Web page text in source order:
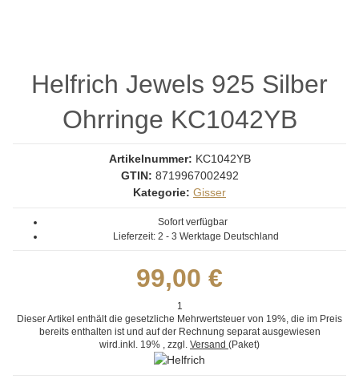
Helfrich Jewels 925 Silber
Ohrringe KC1042YB
Artikelnummer: KC1042YB
GTIN: 8719967002492
Kategorie: Gisser
Sofort verfügbar
Lieferzeit: 2 - 3 Werktage Deutschland
99,00 €
1
Dieser Artikel enthält die gesetzliche Mehrwertsteuer von 19%, die im Preis
bereits enthalten ist und auf der Rechnung separat ausgewiesen
wird.inkl. 19% , zzgl. Versand (Paket)